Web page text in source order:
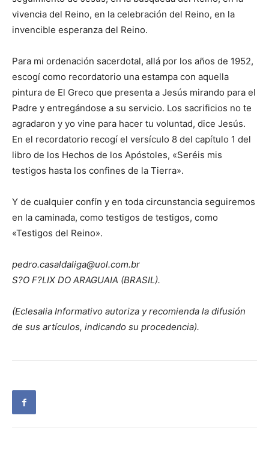
vivencia del Reino, en la celebración del Reino, en la
invencible esperanza del Reino.
Para mi ordenación sacerdotal, allá por los años de 1952,
escogí como recordatorio una estampa con aquella
pintura de El Greco que presenta a Jesús mirando para el
Padre y entregándose a su servicio. Los sacrificios no te
agradaron y yo vine para hacer tu voluntad, dice Jesús.
En el recordatorio recogí el versículo 8 del capítulo 1 del
libro de los Hechos de los Apóstoles, «Seréis mis
testigos hasta los confines de la Tierra».
Y de cualquier confín y en toda circunstancia seguiremos
en la caminada, como testigos de testigos, como
«Testigos del Reino».
pedro.casaldaliga@uol.com.br
S?O F?LIX DO ARAGUAIA (BRASIL).
(Eclesalia Informativo autoriza y recomienda la difusión
de sus artículos, indicando su procedencia).